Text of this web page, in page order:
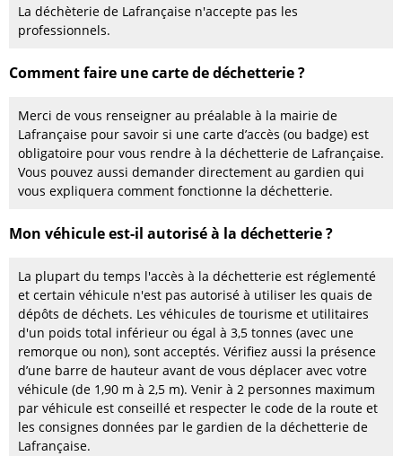
La déchèterie de Lafrançaise n'accepte pas les
professionnels.
Comment faire une carte de déchetterie ?
Merci de vous renseigner au préalable à la mairie de
Lafrançaise pour savoir si une carte d’accès (ou badge) est
obligatoire pour vous rendre à la déchetterie de Lafrançaise.
Vous pouvez aussi demander directement au gardien qui
vous expliquera comment fonctionne la déchetterie.
Mon véhicule est-il autorisé à la déchetterie ?
La plupart du temps l'accès à la déchetterie est réglementé
et certain véhicule n'est pas autorisé à utiliser les quais de
dépôts de déchets. Les véhicules de tourisme et utilitaires
d'un poids total inférieur ou égal à 3,5 tonnes (avec une
remorque ou non), sont acceptés. Vérifiez aussi la présence
d’une barre de hauteur avant de vous déplacer avec votre
véhicule (de 1,90 m à 2,5 m). Venir à 2 personnes maximum
par véhicule est conseillé et respecter le code de la route et
les consignes données par le gardien de la déchetterie de
Lafrançaise.